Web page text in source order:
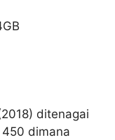
ditenagai
dimana